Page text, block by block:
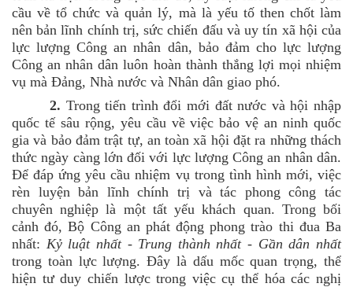
cầu về tổ chức và quản lý, mà là yếu tố then chốt làm
nên bản lĩnh chính trị, sức chiến đấu và uy tín xã hội của
lực lượng Công an nhân dân, bảo đảm cho lực lượng
Công an nhân dân luôn hoàn thành thắng lợi mọi nhiệm
vụ mà Đảng, Nhà nước và Nhân dân giao phó.
2. Trong tiến trình đổi mới đất nước và hội nhập
quốc tế sâu rộng, yêu cầu về việc bảo vệ an ninh quốc
gia và bảo đảm trật tự, an toàn xã hội đặt ra những thách
thức ngày càng lớn đối với lực lượng Công an nhân dân.
Để đáp ứng yêu cầu nhiệm vụ trong tình hình mới, việc
rèn luyện bản lĩnh chính trị và tác phong công tác
chuyên nghiệp là một tất yếu khách quan. Trong bối
cảnh đó, Bộ Công an phát động phong trào thi đua Ba
nhất: Kỷ luật nhất - Trung thành nhất - Gần dân nhất
trong toàn lực lượng. Đây là dấu mốc quan trọng, thể
hiện tư duy chiến lược trong việc cụ thể hóa các nghị